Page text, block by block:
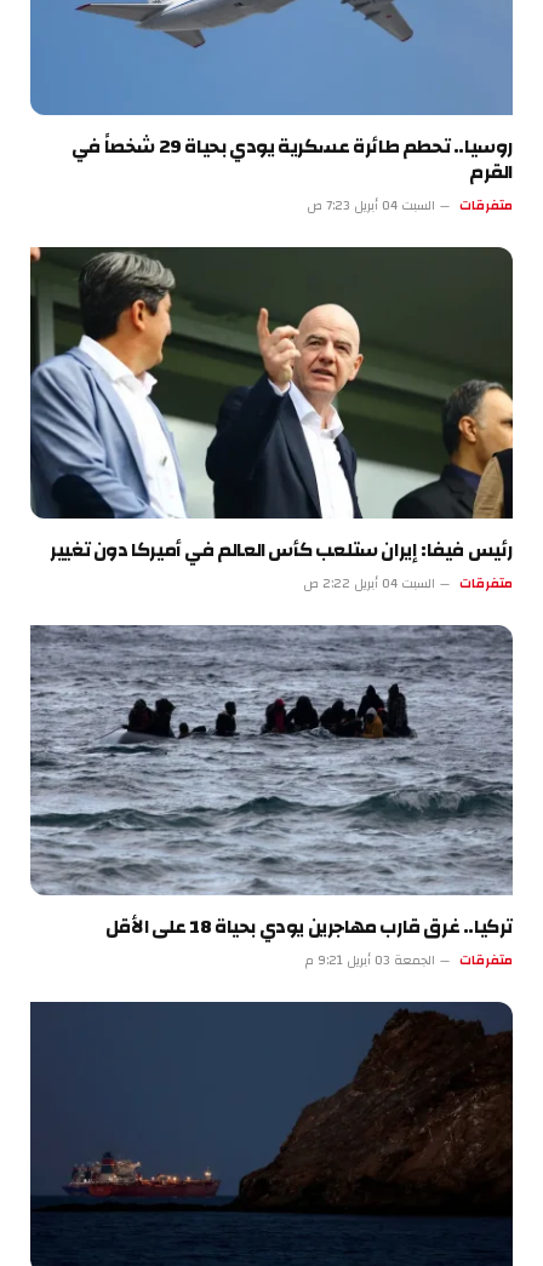
روسيا.. تحطم طائرة عسكرية يودي بحياة 29 شخصاً في
القرم
متفرقات السبت 04 أبريل 7:23 ص
رئيس فيفا: إيران ستلعب كأس العالم في أميركا دون تغيير
متفرقات السبت 04 أبريل 2:22 ص
تركيا.. غرق قارب مهاجرين يودي بحياة 18 على الأقل
متفرقات الجمعة 03 أبريل 9:21 م